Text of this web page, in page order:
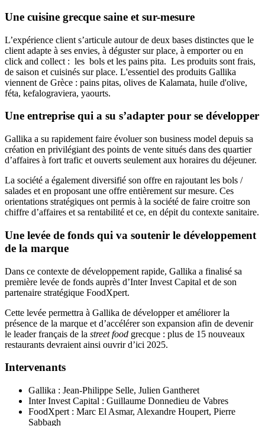
Une cuisine grecque saine et sur-mesure
L’expérience client s’articule autour de deux bases distinctes que le
client adapte à ses envies, à déguster sur place, à emporter ou en
click and collect : les bols et les pains pita. Les produits sont frais,
de saison et cuisinés sur place. L'essentiel des produits Gallika
viennent de Grèce : pains pitas, olives de Kalamata, huile d'olive,
féta, kefalograviera, yaourts.
Une entreprise qui a su s’adapter pour se développer
Gallika a su rapidement faire évoluer son business model depuis sa
création en privilégiant des points de vente situés dans des quartier
d’affaires à fort trafic et ouverts seulement aux horaires du déjeuner.
La société a également diversifié son offre en rajoutant les bols /
salades et en proposant une offre entièrement sur mesure. Ces
orientations stratégiques ont permis à la société de faire croitre son
chiffre d’affaires et sa rentabilité et ce, en dépit du contexte sanitaire.
Une levée de fonds qui va soutenir le développement
de la marque
Dans ce contexte de développement rapide, Gallika a finalisé sa
première levée de fonds auprès d’Inter Invest Capital et de son
partenaire stratégique FoodXpert.
Cette levée permettra à Gallika de développer et améliorer la
présence de la marque et d’accélérer son expansion afin de devenir
le leader français de la street food grecque : plus de 15 nouveaux
restaurants devraient ainsi ouvrir d’ici 2025.
Intervenants
Gallika : Jean-Philippe Selle, Julien Gantheret
Inter Invest Capital : Guillaume Donnedieu de Vabres
FoodXpert : Marc El Asmar, Alexandre Houpert, Pierre
Sabbagh